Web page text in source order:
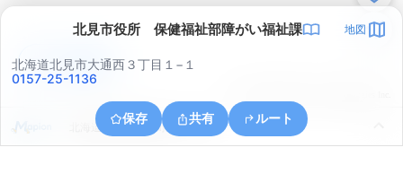
北見市役所 保健福祉部障がい福祉課 地図
北海道北見市大通西３丁目１−１
0157-25-1136
保存 共有 ルート
北海道北見市美芳町４丁目４
アプリで見る